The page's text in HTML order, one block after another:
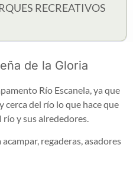
RECREATIVOS
de la Gloria
Río Escanela, ya que
cerca del río lo que hace que
y sus alrededores.
regaderas, asadores